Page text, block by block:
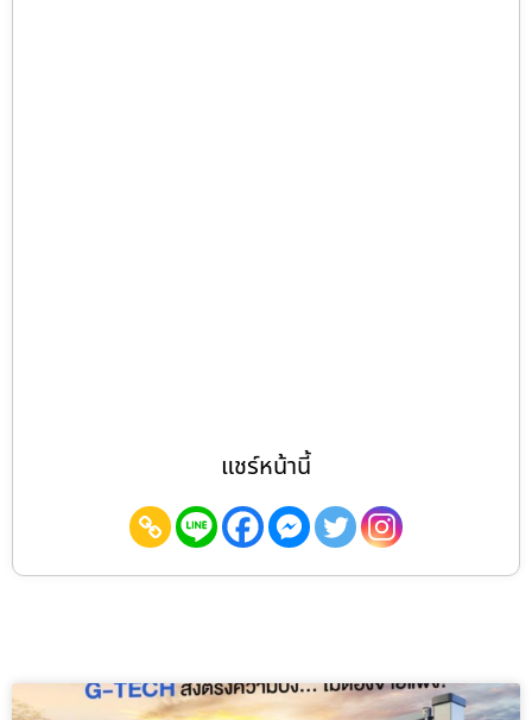
แชร์หน้านี้